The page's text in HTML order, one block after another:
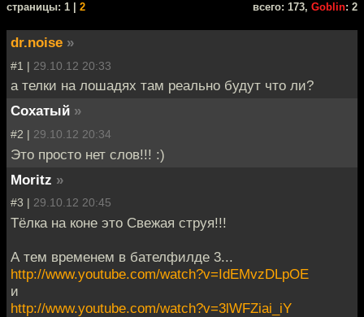
cтраницы: 1 | 2 всего: 173, Goblin: 2
dr.noise »
#1 | 29.10.12 20:33
а телки на лошадях там реально будут что ли?
Cохатый »
#2 | 29.10.12 20:34
Это просто нет слов!!! :)
Moritz »
#3 | 29.10.12 20:45
Тёлка на коне это Свежая струя!!!
А тем временем в бателфилде 3...
http://www.youtube.com/watch?v=IdEMvzDLpOE
и
http://www.youtube.com/watch?v=3lWFZiai_iY